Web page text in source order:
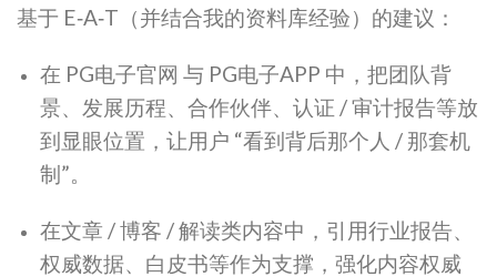
基于 E‑A‑T（并结合我的资料库经验）的建议：
在 PG电子官网 与 PG电子APP 中，把团队背
景、发展历程、合作伙伴、认证 / 审计报告等放
到显眼位置，让用户 “看到背后那个人 / 那套机
制”。
在文章 / 博客 / 解读类内容中，引用行业报告、
权威数据、白皮书等作为支撑，强化内容权威